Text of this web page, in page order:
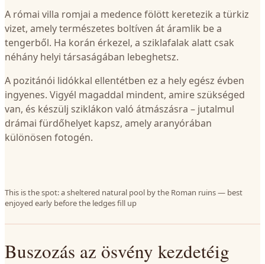
A római villa romjai a medence fölött keretezik a türkiz
vizet, amely természetes boltíven át áramlik be a
tengerből. Ha korán érkezel, a sziklafalak alatt csak
néhány helyi társaságában lebeghetsz.
A pozitánói lidókkal ellentétben ez a hely egész évben
ingyenes. Vigyél magaddal mindent, amire szükséged
van, és készülj sziklákon való átmászásra – jutalmul
drámai fürdőhelyet kapsz, amely aranyórában
különösen fotogén.
This is the spot: a sheltered natural pool by the Roman ruins — best
enjoyed early before the ledges fill up
Buszozás az ösvény kezdetéig